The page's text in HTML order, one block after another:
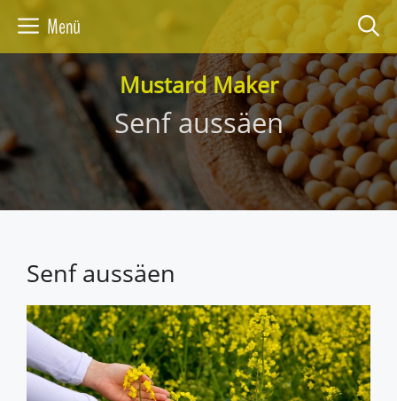
Zum
Inhalt
springen
Menü
Mustard Maker
Senf aussäen
Senf aussäen